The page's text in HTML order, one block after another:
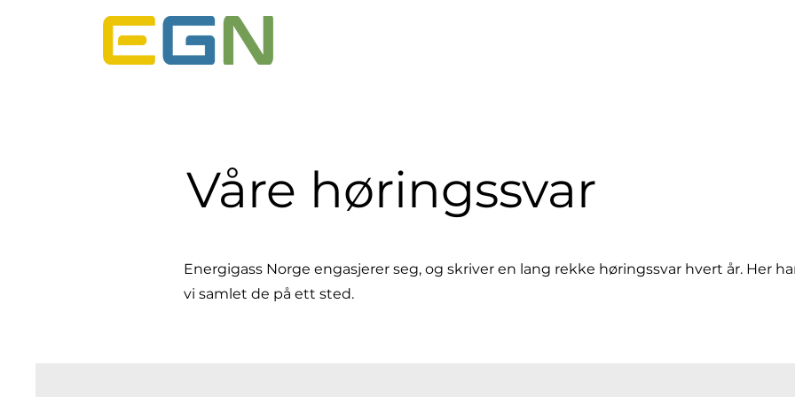
Våre høringssvar
Energigass Norge engasjerer seg, og skriver en lang rekke høringssvar hvert år. Her
vi samlet de på ett sted.